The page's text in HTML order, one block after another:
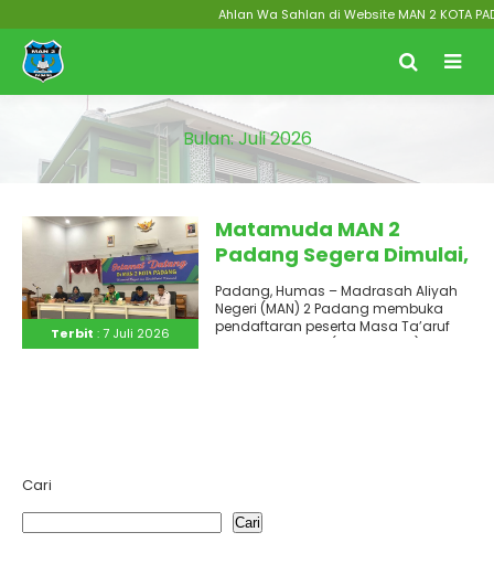
Ahlan Wa Sahlan di Website MAN 2 KOTA
Bulan:Juli 2026
Terbit : 7 Juli 2026
Matamuda MAN 2
Padang Segera Dimulai,
Berikut Jadwalnya
Padang, Humas – Madrasah Aliyah
Negeri (MAN) 2 Padang membuka
pendaftaran peserta Masa Ta’aruf
Murid Madrasah (Matamuda) Tahun
Cari
Cari